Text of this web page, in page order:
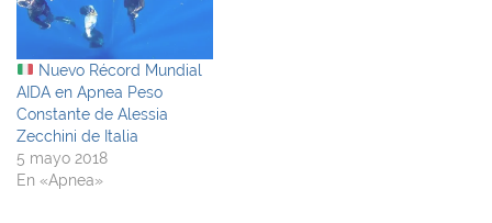
Nuevo Récord Mundial
AIDA en Apnea Peso
Constante de Alessia
Zecchini de Italia
5 mayo 2018
En «Apnea»